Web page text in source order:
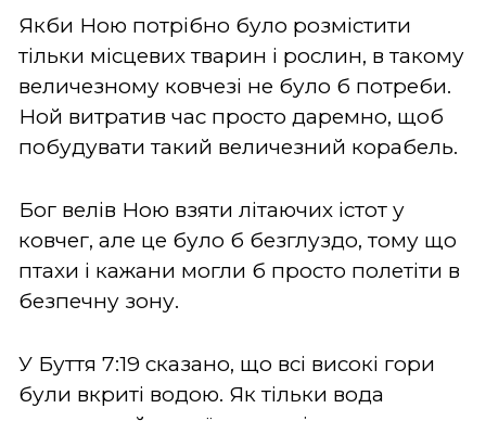
Якби Ною потрібно було розмістити
тільки місцевих тварин і рослин, в такому
величезному ковчезі не було б потреби.
Ной витратив час просто даремно, щоб
побудувати такий величезний корабель.
Бог велів Ною взяти літаючих істот у
ковчег, але це було б безглуздо, тому що
птахи і кажани могли б просто полетіти в
безпечну зону.
У Буття 7:19 сказано, що всі високі гори
були вкриті водою. Як тільки вода